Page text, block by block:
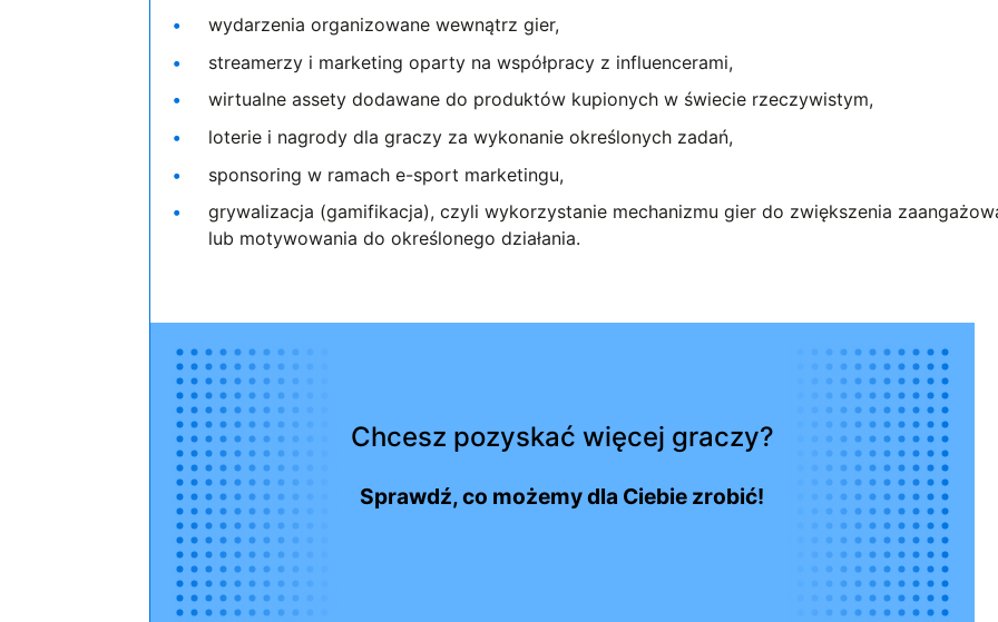
wydarzenia organizowane wewnątrz gier,
streamerzy i marketing oparty na współpracy z influencerami,
wirtualne assety dodawane do produktów kupionych w świecie rzeczywistym,
loterie i nagrody dla graczy za wykonanie określonych zadań,
sponsoring w ramach e-sport marketingu,
grywalizacja (gamifikacja), czyli wykorzystanie mechanizmu gier do zwiększenia
lub motywowania do określonego działania.
Chcesz pozyskać więcej graczy?
Sprawdź, co możemy dla Ciebie zrobić!